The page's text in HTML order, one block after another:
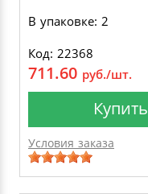
В упаковке: 2
Код: 22368
711.60 руб./шт.
Купить
Условия заказа